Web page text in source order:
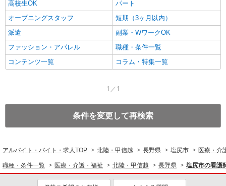
高校生OK
パート
オープニングスタッフ
短期（3ヶ月以内）
派遣
副業・WワークOK
ファッション・アパレル
職種・条件一覧
コンテンツ一覧
コラム・特集一覧
1／1
条件を変更して再検索
アルバイト・バイト・求人TOP 北陸・甲信越 長野県 塩尻市 医療・介
職種・条件一覧 医療・介護・福祉 北陸・甲信越 長野県 塩尻市の看護